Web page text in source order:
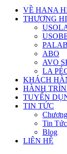
VỀ HANA
THƯƠNG
PALAB
ABO
AVO
LA
KHÁCH
HÀNH
TUYỂN
TIN TỨC
Tin
Blog
LIÊN HỆ